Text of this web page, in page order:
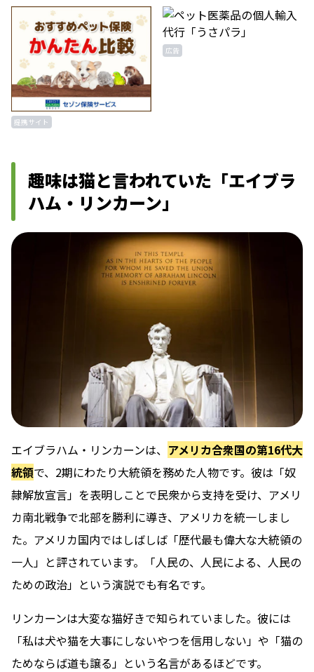
提携サイト
広告
趣味は猫と言われていた「エイブラ
ハム・リンカーン」
エイブラハム・リンカーンは、 アメリカ合衆国の第16代大
統領で、2期にわたり大統領を務めた人物です。彼は「奴
隷解放宣言」を表明しことで民衆から支持を受け、アメリ
カ南北戦争で北部を勝利に導き、アメリカを統一しまし
た。アメリカ国内ではしばしば「歴代最も偉大な大統領の
一人」と評されています。「人民の、人民による、人民の
ための政治」という演説でも有名です。
リンカーンは大変な猫好きで知られていました。彼には
「私は犬や猫を大事にしないやつを信用しない」や「猫の
ためならば道も譲る」という名言があるほどです。